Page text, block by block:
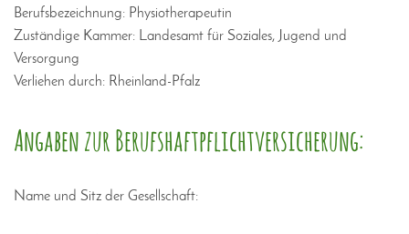
Berufsbezeichnung: Physiotherapeutin
Zuständige Kammer: Landesamt für Soziales, Jugend und
Versorgung
Verliehen durch: Rheinland-Pfalz
Angaben zur Berufshaftpflichtversicherung:
Name und Sitz der Gesellschaft: